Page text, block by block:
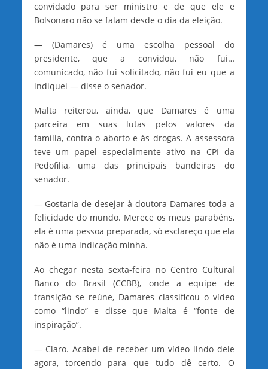
convidado para ser ministro e de que ele e
Bolsonaro não se falam desde o dia da eleição.
— (Damares) é uma escolha pessoal do
presidente, que a convidou, não fui…
comunicado, não fui solicitado, não fui eu que a
indiquei — disse o senador.
Malta reiterou, ainda, que Damares é uma
parceira em suas lutas pelos valores da
família, contra o aborto e às drogas. A assessora
teve um papel especialmente ativo na CPI da
Pedofilia, uma das principais bandeiras do
senador.
— Gostaria de desejar à doutora Damares toda a
felicidade do mundo. Merece os meus parabéns,
ela é uma pessoa preparada, só esclareço que ela
não é uma indicação minha.
Ao chegar nesta sexta-feira no Centro Cultural
Banco do Brasil (CCBB), onde a equipe de
transição se reúne, Damares classificou o vídeo
como “lindo” e disse que Malta é “fonte de
inspiração”.
— Claro. Acabei de receber um vídeo lindo dele
agora, torcendo para que tudo dê certo. O